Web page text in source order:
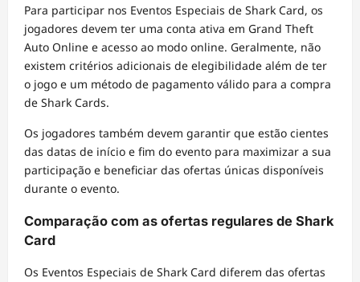
Para participar nos Eventos Especiais de Shark Card, os
jogadores devem ter uma conta ativa em Grand Theft
Auto Online e acesso ao modo online. Geralmente, não
existem critérios adicionais de elegibilidade além de ter
o jogo e um método de pagamento válido para a compra
de Shark Cards.
Os jogadores também devem garantir que estão cientes
das datas de início e fim do evento para maximizar a sua
participação e beneficiar das ofertas únicas disponíveis
durante o evento.
Comparação com as ofertas regulares de Shark
Card
Os Eventos Especiais de Shark Card diferem das ofertas